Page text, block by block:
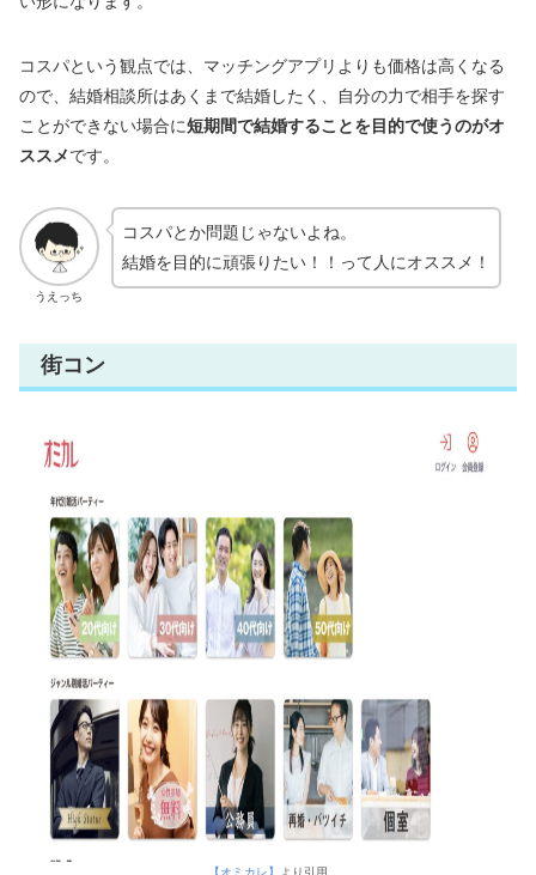
コスパという観点では、マッチングアプリよりも価格は高くなる
ので、結婚相談所はあくまで結婚したく、自分の力で相手を探す
ことができない場合に短期間で結婚することを目的で使うのがオ
ススメです。
うえっち
コスパとか問題じゃないよね。
結婚を目的に頑張りたい！！って人にオススメ！
街コン
【オミカレ】 より引用